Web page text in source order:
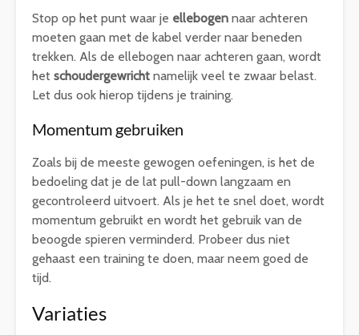
Stop op het punt waar je ellebogen naar achteren
moeten gaan met de kabel verder naar beneden
trekken. Als de ellebogen naar achteren gaan, wordt
het schoudergewricht namelijk veel te zwaar belast.
Let dus ook hierop tijdens je training.
Momentum gebruiken
Zoals bij de meeste gewogen oefeningen, is het de
bedoeling dat je de lat pull-down langzaam en
gecontroleerd uitvoert. Als je het te snel doet, wordt
momentum gebruikt en wordt het gebruik van de
beoogde spieren verminderd. Probeer dus niet
gehaast een training te doen, maar neem goed de
tijd.
Variaties